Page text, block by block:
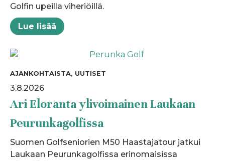
Golfin upeilla viheriöillä.
Lue lisää
AJANKOHTAISTA, UUTISET
3.8.2026
Ari Eloranta ylivoimainen Laukaan
Peurunkagolfissa
Suomen Golfseniorien M50 Haastajatour jatkui
Laukaan Peurunkagolfissa erinomaisissa